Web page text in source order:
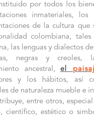
por todos los
inmateriales,
de la cultura que
colombiana,
las lenguas y dialectos
negras y creoles,
ancestral,el
y los hábitos, así
de naturaleza mueble e
entre otros,
científico, estético o